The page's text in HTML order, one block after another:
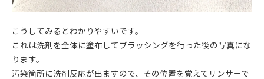
こうしてみるとわかりやすいです。
これは洗剤を全体に塗布してブラッシングを行った後の写真にな
ります。
汚染箇所に洗剤反応が出ますので、その位置を覚えてリンサーで